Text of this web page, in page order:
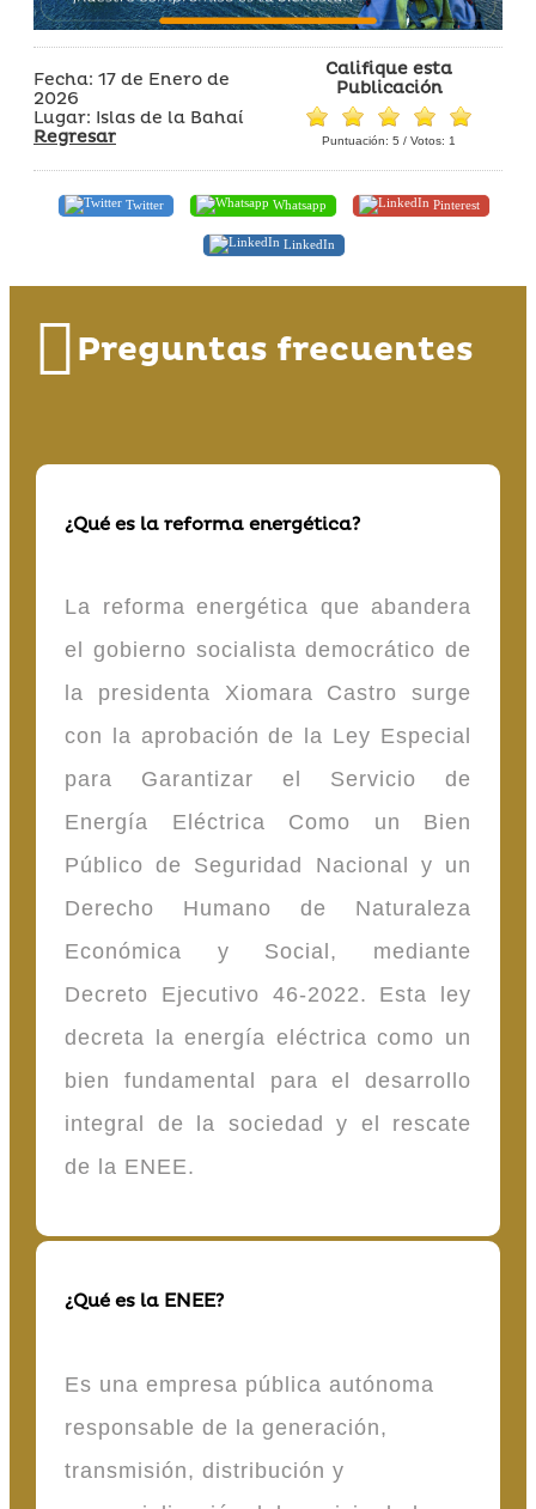
Fecha: 17 de Enero de
2026
Lugar: Islas de la Bahaí
Regresar
Califique esta
Publicación
Puntuación: 5 / Votos: 1
Twitter Whatsapp Pinterest
LinkedIn
Preguntas frecuentes
¿Qué es la reforma energética?
La reforma energética que abandera
el gobierno socialista democrático de
la presidenta Xiomara Castro surge
con la aprobación de la Ley Especial
para Garantizar el Servicio de
Energía Eléctrica Como un Bien
Público de Seguridad Nacional y un
Derecho Humano de Naturaleza
Económica y Social, mediante
Decreto Ejecutivo 46-2022. Esta ley
decreta la energía eléctrica como un
bien fundamental para el desarrollo
integral de la sociedad y el rescate
de la ENEE.
¿Qué es la ENEE?
Es una empresa pública autónoma
responsable de la generación,
transmisión, distribución y